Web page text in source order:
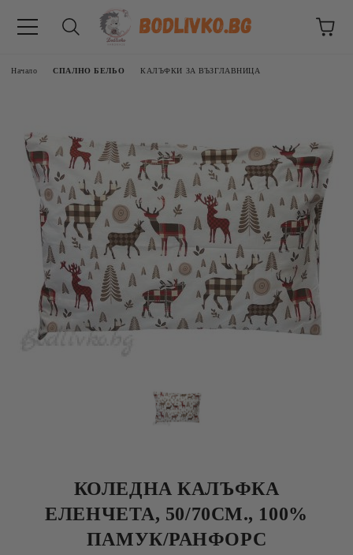
Начало СПАЛНО БЕЛЬО КАЛЪФКИ ЗА ВЪЗГЛАВНИЦА
КОЛЕДНА КАЛЪФКА
ЕЛЕНЧЕТА, 50/70СМ., 100%
ПАМУК/РАНФОРС